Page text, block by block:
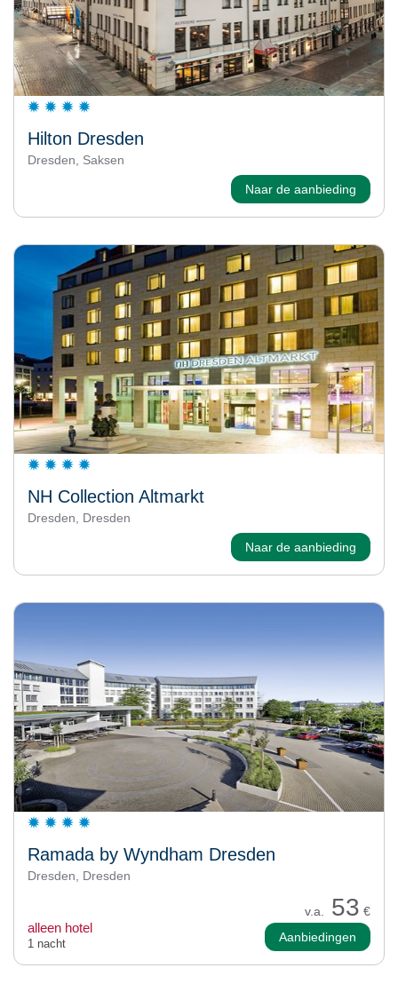
Hilton Dresden
Dresden, Saksen
Naar de aanbieding
NH Collection Altmarkt
Dresden, Dresden
Naar de aanbieding
Ramada by Wyndham Dresden
Dresden, Dresden
v.a. 53 €
alleen hotel
1 nacht Aanbiedingen